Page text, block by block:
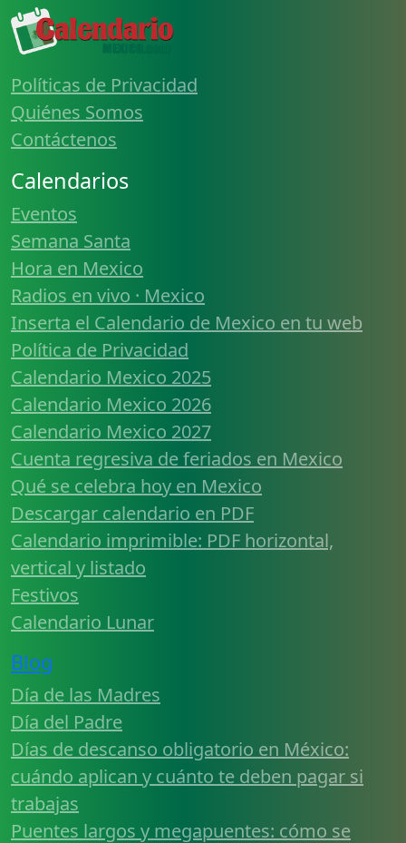
Políticas de Privacidad
Quiénes Somos
Contáctenos
Calendarios
Eventos
Semana Santa
Hora en Mexico
Radios en vivo · Mexico
Inserta el Calendario de Mexico en tu web
Política de Privacidad
Calendario Mexico 2025
Calendario Mexico 2026
Calendario Mexico 2027
Cuenta regresiva de feriados en Mexico
Qué se celebra hoy en Mexico
Descargar calendario en PDF
Calendario imprimible: PDF horizontal,
vertical y listado
Festivos
Calendario Lunar
Blog
Día de las Madres
Día del Padre
Días de descanso obligatorio en México:
cuándo aplican y cuánto te deben pagar si
trabajas
Puentes largos y megapuentes: cómo se